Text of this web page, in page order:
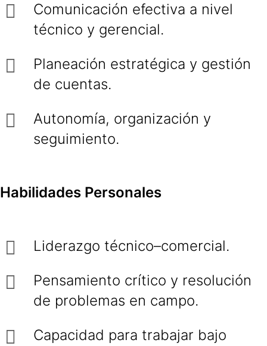
Comunicación efectiva a nivel
técnico y gerencial.
Planeación estratégica y gestión
de cuentas.
Autonomía, organización y
seguimiento.
Habilidades Personales
Liderazgo técnico–comercial.
Pensamiento crítico y resolución
de problemas en campo.
Capacidad para trabajar bajo